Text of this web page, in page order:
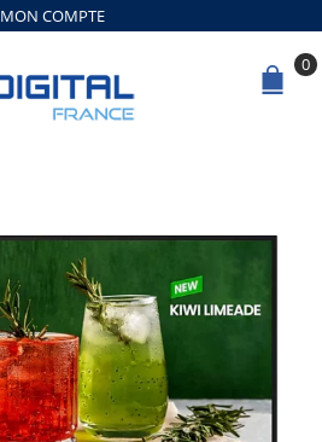
MON COMPTE
0